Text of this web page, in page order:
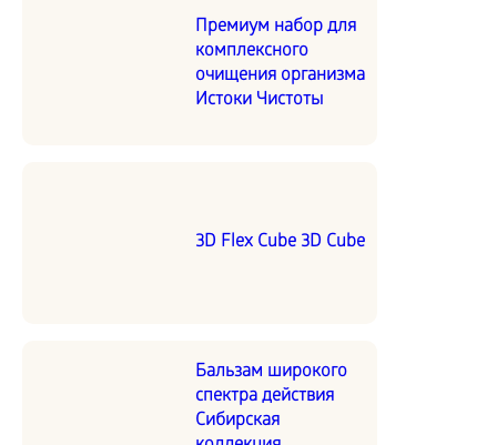
Премиум набор для
комплексного
очищения организма
Истоки Чистоты
3D Flex Cube 3D Cube
Бальзам широкого
спектра действия
Сибирская